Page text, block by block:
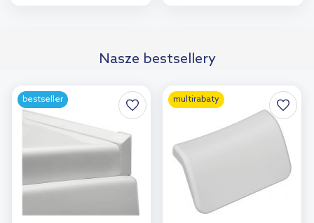
porównania porównania
Nasze bestsellery
bestseller multirabaty